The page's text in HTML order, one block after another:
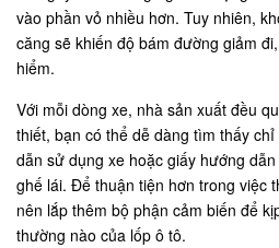
vào phần vỏ nhiều hơn. Tuy nhiên,
căng sẽ khiến độ bám đường giảm
hiểm.
Với mỗi dòng xe, nhà sản xuất đều
thiết, bạn có thể dễ dàng tìm thấy
dẫn sử dụng xe hoặc giấy hướng
ghế lái. Để thuận tiện hơn trong việc
nên lắp thêm bộ phận cảm biến để
thường nào của lốp ô tô.